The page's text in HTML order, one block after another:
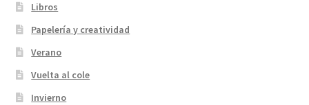
Libros
Papelería y creatividad
Verano
Vuelta al cole
Invierno